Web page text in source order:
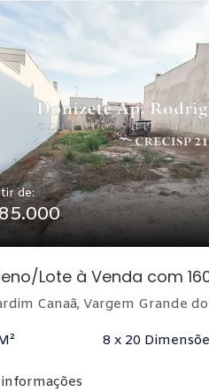
de:
Lote à Venda com
Canaã, Vargem Grande
8 x 20
informações